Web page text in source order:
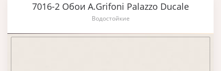
7016-2 Обои A.Grifoni Palazzo Ducale
Водостойкие